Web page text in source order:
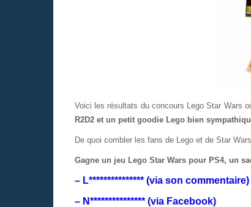
Voici les résultats du concours Lego Star Wars
R2D2 et un petit goodie Lego bien
De quoi combler les fans de Lego et de Star
Gagne un jeu Lego Star Wars pour PS4, un
– L*************** (via son commentaire)
– N*************** (via Facebook)